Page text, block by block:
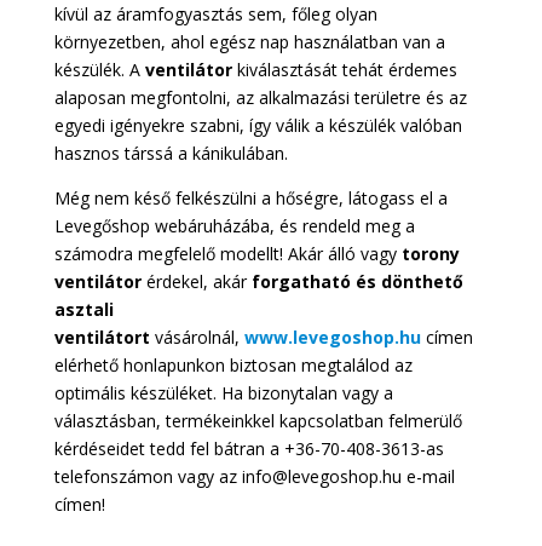
kívül az áramfogyasztás sem, főleg olyan
környezetben, ahol egész nap használatban van a
készülék. A ventilátorkiválasztását tehát érdemes
alaposan megfontolni, az alkalmazási területre és az
egyedi igényekre szabni, így válik a készülék valóban
hasznos társsá a kánikulában.
Még nem késő felkészülni a hőségre, látogass el a
Levegőshop webáruházába, és rendeld meg a
számodra megfelelő modellt! Akár álló vagy torony
ventilátorérdekel, akár forgatható és dönthető
asztali
ventilátort vásárolnál, www.levegoshop.hucímen
elérhető honlapunkon biztosan megtalálod az
optimális készüléket. Ha bizonytalan vagy a
választásban, termékeinkkel kapcsolatban felmerülő
kérdéseidet tedd fel bátran a +36-70-408-3613-as
telefonszámon vagy az info@levegoshop.hu e-mail
címen!